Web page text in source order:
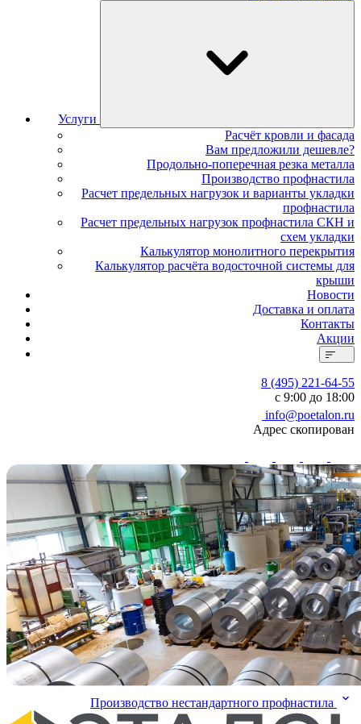
Услуги
Расчёт кровли и фасада
Вам предложили дешевле?
Продольно-поперечная резка металла
Производство профнастила
Расчет предельных нагрузок и варианты укладки
профнастила
Расчет предельных нагрузок профнастила СКН и
схем укладки
Калькулятор монолитного перекрытия
Калькулятор расчёта водосточной системы для
крыши
Новости
Доставка и оплата
Контакты
Акции
8 (495) 221-64-55
с 9:00 до 18:00
info@poetalon.ru
Адрес скопирован
Производство нестандартного профнастила